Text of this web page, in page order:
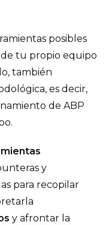
posibles
de tu propio equipo
también
es decir,
de ABP
y
para recopilar
y afrontar la